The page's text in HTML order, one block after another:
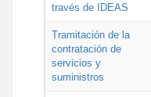
través de IDEAS
Tramitación de la
contratación de
servicios y
suministros